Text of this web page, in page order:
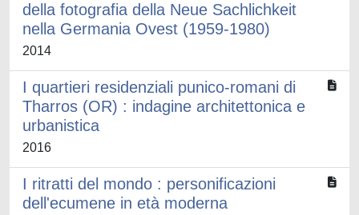
della fotografia della Neue Sachlichkeit
nella Germania Ovest (1959-1980)
2014
I quartieri residenziali punico-romani di
Tharros (OR) : indagine architettonica e
urbanistica
2016
I ritratti del mondo : personificazioni
dell'ecumene in età moderna